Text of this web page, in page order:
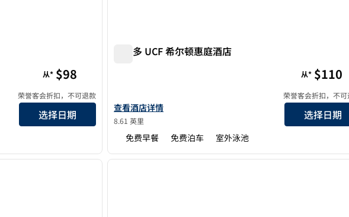
从* $98
荣誉客会折扣，不可退款
选择日期
奥兰多 UCF 希尔顿惠庭酒店
查看希尔顿惠庭酒店奥兰多近UCF的酒店详情
查看酒店详情
8.61 英里
从* $110
荣誉客会折扣，不可
选择日期
免费早餐 免费泊车 室外泳池
1/12
下一张图片
1
1/12